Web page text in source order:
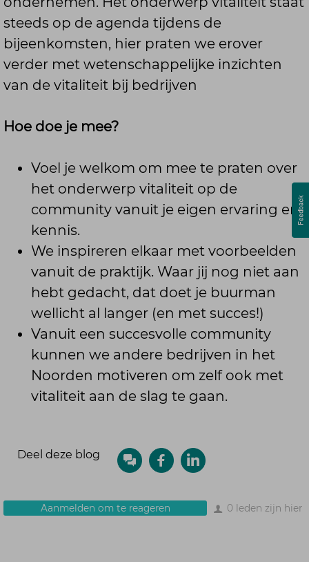
steeds op de agenda tijdens de
bijeenkomsten, hier praten we erover
verder met wetenschappelijke inzichten
van de vitaliteit bij bedrijven
Hoe doe je mee?
Voel je welkom om mee te praten over
het onderwerp vitaliteit op de
community vanuit je eigen ervaring en
kennis.
We inspireren elkaar met voorbeelden
vanuit de praktijk. Waar jij nog niet aan
hebt gedacht, dat doet je buurman
wellicht al langer (en met succes!)
Vanuit een succesvolle community
kunnen we andere bedrijven in het
Noorden motiveren om zelf ook met
vitaliteit aan de slag te gaan.
Deel deze blog
0 leden zijn hier
Aanmelden om te reageren